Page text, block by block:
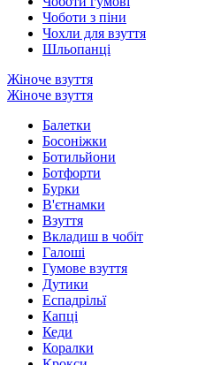
Чоботи з піни
Чохли для взуття
Шльопанці
Жіноче взуття
Жіноче взуття
Балетки
Босоніжки
Ботильйони
Ботфорти
Бурки
В'єтнамки
Взуття
Вкладиш в чобіт
Галоші
Гумове взуття
Дутики
Еспадрільї
Капці
Кеди
Коралки